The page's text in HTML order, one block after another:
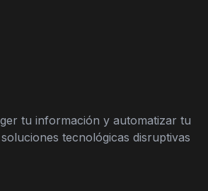
tu información y automatizar tu
tecnológicas disruptivas